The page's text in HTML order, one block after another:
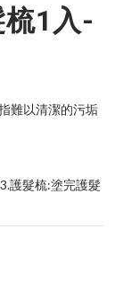
1入-
難以清潔的污垢
護髮梳:塗完護髮